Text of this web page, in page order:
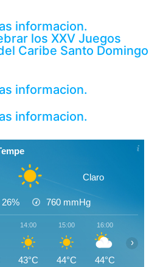
informacion.
los XXV Juegos
Caribe Santo Domingo
informacion.
informacion.
Claro
26% 760 mmHg
14:00
43°C
15:00
44°C
16:00
44°C
›